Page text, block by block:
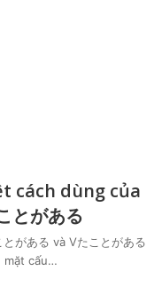
cách dùng của
とがある
がある và Vたことがある
mặt cấu…